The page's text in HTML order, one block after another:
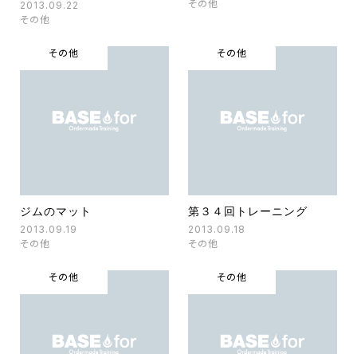
2013.09.22
その他
その他
その他
ジムのマット
2013.09.19
その他
その他
第３４回トレーニング
2013.09.18
その他
その他 その他